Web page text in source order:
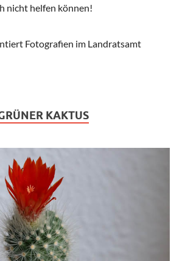
nicht helfen können!
Fotografien im Landratsamt
KAKTUS